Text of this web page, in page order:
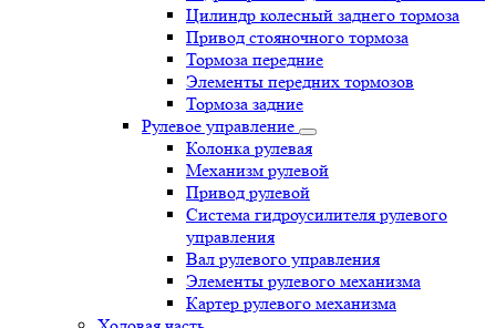
Цилиндр колесный заднего тормоза
Привод стояночного тормоза
Тормоза передние
Элементы передних тормозов
Тормоза задние
Рулевое управление
Колонка рулевая
Механизм рулевой
Привод рулевой
Система гидроусилителя рулевого
управления
Вал рулевого управления
Элементы рулевого механизма
Картер рулевого механизма